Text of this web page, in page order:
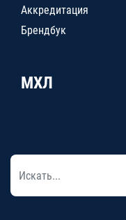
Аккредитация
Брендбук
МХЛ